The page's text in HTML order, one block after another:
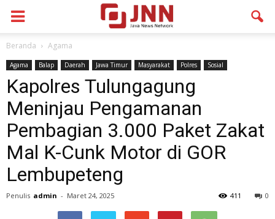
Beranda Agama
Agama Balap Daerah Jawa Timur Masyarakat Polres Sosial
Kapolres Tulungagung
Meninjau Pengamanan
Pembagian 3.000 Paket Zakat
Mal K-Cunk Motor di GOR
Lembupeteng
Penulis admin - Maret 24, 2025 0
411